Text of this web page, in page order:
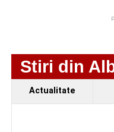
Prin această
destinat organizării
ateliere și evenimente
Proiectul prevede
Stiri din
Actualitate